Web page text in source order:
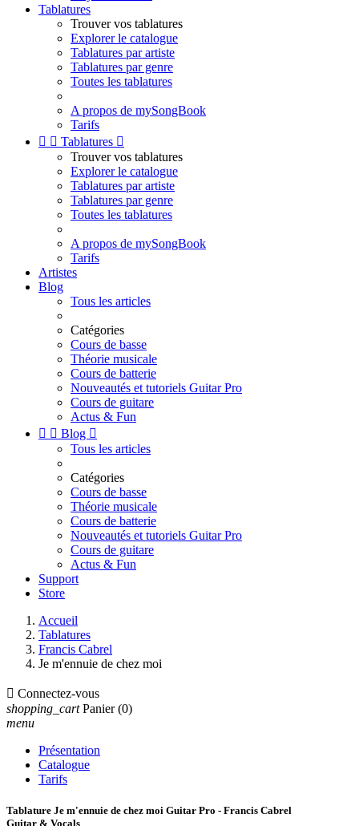
Tablatures
Trouver vos tablatures
Explorer le catalogue
Tablatures par artiste
Tablatures par genre
Toutes les tablatures
A propos de mySongBook
Tarifs
  Tablatures 
Trouver vos tablatures
Explorer le catalogue
Tablatures par artiste
Tablatures par genre
Toutes les tablatures
A propos de mySongBook
Tarifs
Artistes
Blog
Tous les articles
Catégories
Cours de basse
Théorie musicale
Cours de batterie
Nouveautés et tutoriels Guitar Pro
Cours de guitare
Actus & Fun
  Blog 
Tous les articles
Catégories
Cours de basse
Théorie musicale
Cours de batterie
Nouveautés et tutoriels Guitar Pro
Cours de guitare
Actus & Fun
Support
Store
Accueil
Tablatures
Francis Cabrel
Je m'ennuie de chez moi
 Connectez-vous
shopping_cart Panier (0)
menu
Présentation
Catalogue
Tarifs
Tablature Je m'ennuie de chez moi Guitar Pro - Francis Cabrel
Guitar & Vocals